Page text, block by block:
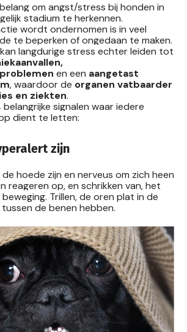
om angst/stress bij honden in
stadium te herkennen.
wordt ondernomen is in veel
te beperken of ongedaan te maken.
langdurige stress echter leiden tot
en een aangetast
, waardoor de organen vatbaarder
en ziekten.
signalen waar iedere
dient te letten:
zijn
hoede zijn en nerveus om zich heen
reageren op, en schrikken van, het
Trillen,de oren plat in de
de benen hebben.